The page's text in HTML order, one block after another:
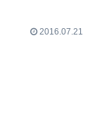
2016.07.21